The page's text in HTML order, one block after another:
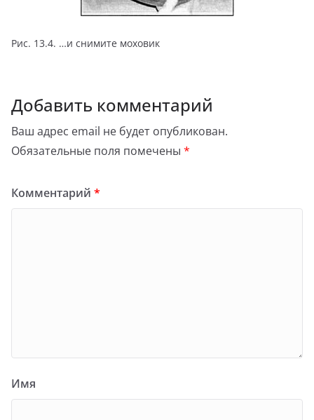
Рис. 13.4. …и снимите моховик
Добавить комментарий
Ваш адрес email не будет опубликован.
Обязательные поля помечены *
Комментарий *
Имя